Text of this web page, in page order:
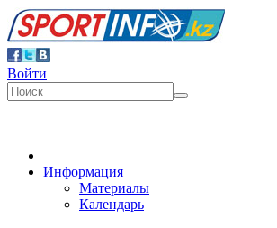
Войти
Информация
Материалы
Календарь